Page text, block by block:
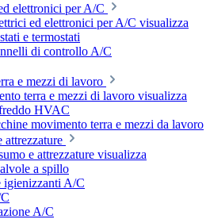
elettronici per A/C
ed elettronici per A/C visualizza
e termostati
di controllo A/C
e mezzi di lavoro
terra e mezzi di lavoro visualizza
HVAC
movimento terra e mezzi da lavoro
attrezzature
e attrezzature visualizza
a spillo
igienizzanti A/C
A/C